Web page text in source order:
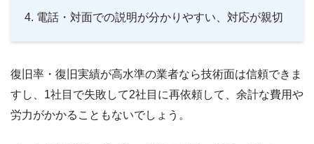
電話・対面での説明が分かりやすい、対応が親切
復旧率・復旧実績が高水準の業者なら技術面は信頼できま
すし、1社目で失敗して2社目に再依頼して、余計な費用や
労力がかかることもないでしょう。